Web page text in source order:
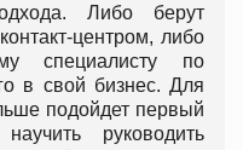
Либо берут
центром, либо
специалисту по
в свой бизнес. Для
подойдет первый
руководить